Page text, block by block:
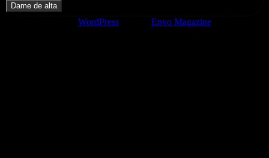
WordPress Envo Magazine